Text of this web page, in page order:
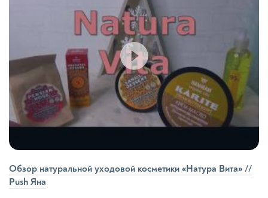
Обзор натуральной уходовой косметики «Натура Вита» //
Push Яна